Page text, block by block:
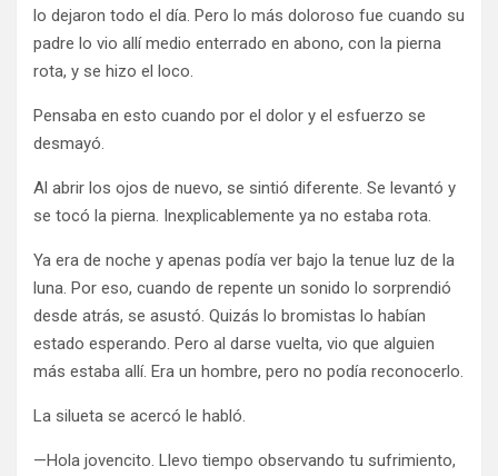
lo dejaron todo el día. Pero lo más doloroso fue cuando su
padre lo vio allí medio enterrado en abono, con la pierna
rota, y se hizo el loco.
Pensaba en esto cuando por el dolor y el esfuerzo se
desmayó.
Al abrir los ojos de nuevo, se sintió diferente. Se levantó y
se tocó la pierna. Inexplicablemente ya no estaba rota.
Ya era de noche y apenas podía ver bajo la tenue luz de la
luna. Por eso, cuando de repente un sonido lo sorprendió
desde atrás, se asustó. Quizás lo bromistas lo habían
estado esperando. Pero al darse vuelta, vio que alguien
más estaba allí. Era un hombre, pero no podía reconocerlo.
La silueta se acercó le habló.
—Hola jovencito. Llevo tiempo observando tu sufrimiento,